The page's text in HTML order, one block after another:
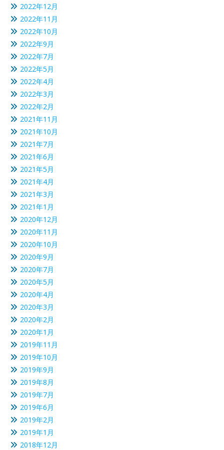
2022年12月
2022年11月
2022年10月
2022年9月
2022年7月
2022年5月
2022年4月
2022年3月
2022年2月
2021年11月
2021年10月
2021年7月
2021年6月
2021年5月
2021年4月
2021年3月
2021年1月
2020年12月
2020年11月
2020年10月
2020年9月
2020年7月
2020年5月
2020年4月
2020年3月
2020年2月
2020年1月
2019年11月
2019年10月
2019年9月
2019年8月
2019年7月
2019年6月
2019年2月
2019年1月
2018年12月